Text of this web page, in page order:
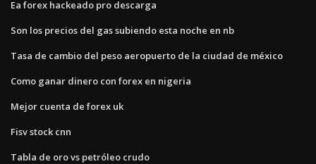
Ea forex hackeado pro descarga
Son los precios del gas subiendo esta noche en nb
Tasa de cambio del peso aeropuerto de la ciudad de méxico
Como ganar dinero con forex en nigeria
Mejor cuenta de forex uk
Fisv stock cnn
Tabla de oro vs petróleo crudo